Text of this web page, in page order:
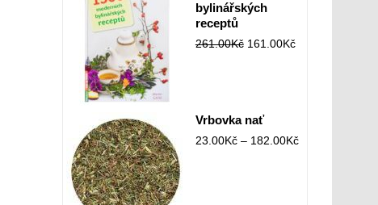
bylinářských
receptů
261.00Kč 161.00Kč
Vrbovka nať
23.00Kč– 182.00Kč